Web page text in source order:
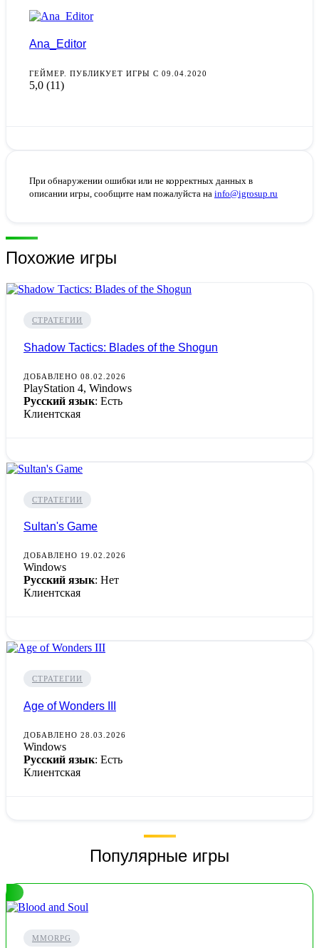
Ana_Editor
ГЕЙМЕР. ПУБЛИКУЕТ ИГРЫ С 09.04.2020
5,0 (11)
При обнаружении ошибки или не корректных данных в
описании игры, сообщите нам пожалуйста на info@igrosup.ru
Похожие игры
СТРАТЕГИИ
Shadow Tactics: Blades of the Shogun
ДОБАВЛЕНО 08.02.2026
PlayStation 4, Windows
Русский язык: Есть
Клиентская
СТРАТЕГИИ
Sultan's Game
ДОБАВЛЕНО 19.02.2026
Windows
Русский язык: Нет
Клиентская
СТРАТЕГИИ
Age of Wonders III
ДОБАВЛЕНО 28.03.2026
Windows
Русский язык: Есть
Клиентская
Популярные игры
MMORPG